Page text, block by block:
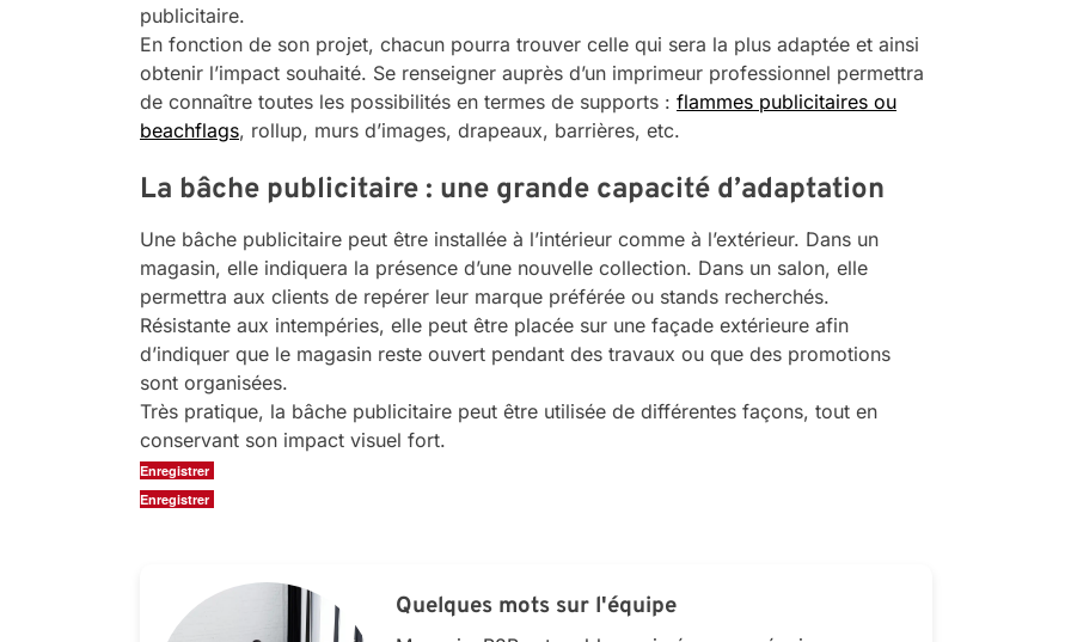
publicitaire.
En fonction de son projet, chacun pourra trouver celle qui sera la plus adaptée et ainsi
obtenir l’impact souhaité. Se renseigner auprès d’un imprimeur professionnel permettra
de connaître toutes les possibilités en termes de supports : flammes publicitaires ou
beachflags, rollup, murs d’images, drapeaux, barrières, etc.
La bâche publicitaire : une grande capacité d’adaptation
Une bâche publicitaire peut être installée à l’intérieur comme à l’extérieur. Dans un
magasin, elle indiquera la présence d’une nouvelle collection. Dans un salon, elle
permettra aux clients de repérer leur marque préférée ou stands recherchés.
Résistante aux intempéries, elle peut être placée sur une façade extérieure afin
d’indiquer que le magasin reste ouvert pendant des travaux ou que des promotions
sont organisées.
Très pratique, la bâche publicitaire peut être utilisée de différentes façons, tout en
conservant son impact visuel fort.
Enregistrer
Enregistrer
Quelques mots sur l'équipe